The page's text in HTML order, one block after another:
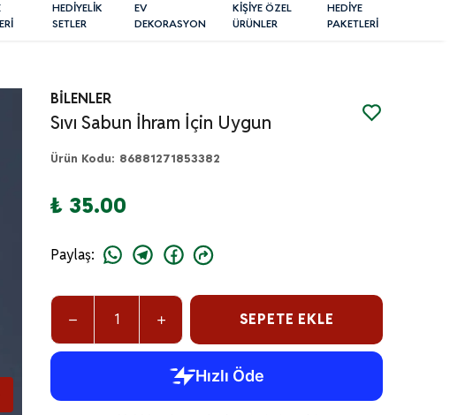
HEDİYELİK
SETLER
EV
DEKORASYON
KİŞİYE ÖZEL
ÜRÜNLER
HEDİYE
PAKETLERİ
BİLENLER
Sıvı Sabun İhram İçin Uygun
Ürün Kodu: 86881271853382
₺ 35.00
Paylaş:
SEPETE EKLE